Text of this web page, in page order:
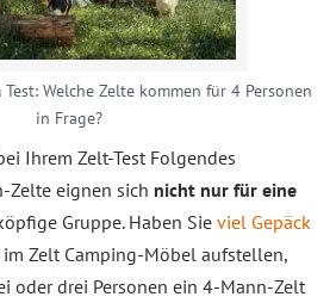
Welche Zelte kommen für 4 Personen
in Frage?
Ihrem Zelt-Test Folgendes
Zelte eignen sich nicht nur für eine
Gruppe. Haben Sie viel Gepäck
Zelt Camping-Möbel aufstellen,
oder drei Personen ein 4-Mann-Zelt